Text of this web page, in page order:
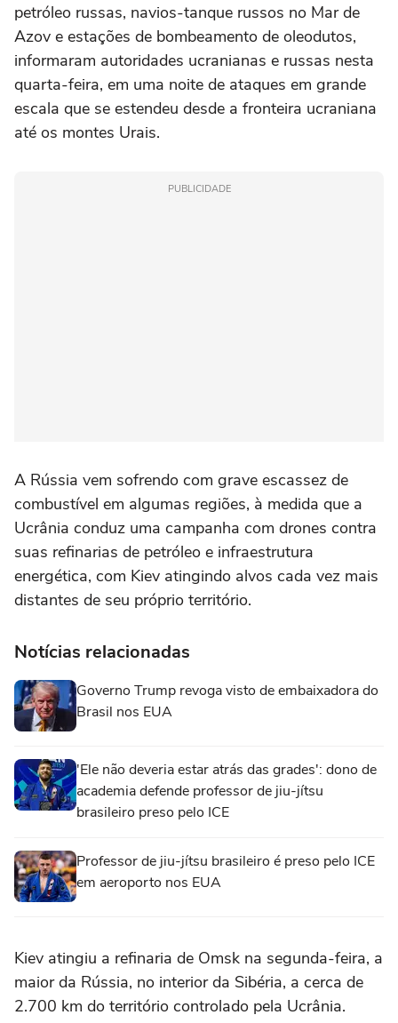
petróleo russas, navios-tanque russos ‌no Mar de
Azov e estações de bombeamento de oleodutos,
informaram autoridades ucranianas e russas nesta
quarta-feira, em uma noite de ataques em grande
escala que se estendeu desde a fronteira ucraniana
até os montes Urais.
PUBLICIDADE
A Rússia vem sofrendo com grave escassez de
combustível em algumas regiões, à medida que a
Ucrânia conduz uma campanha com drones contra
suas refinarias de petróleo e infraestrutura
energética, com ⁠Kiev atingindo alvos cada vez mais
distantes de seu próprio território.
Notícias relacionadas
Governo Trump revoga visto de embaixadora do
Brasil nos EUA
'Ele não deveria estar atrás das grades': dono de
academia defende professor de jiu-jítsu
brasileiro preso pelo ICE
Professor de jiu-jítsu brasileiro é preso pelo ICE
em aeroporto nos EUA
Kiev atingiu a refinaria de Omsk na ‌segunda-feira, a
maior da Rússia, no interior da Sibéria, a cerca de
2.700 km do território controlado pela Ucrânia.